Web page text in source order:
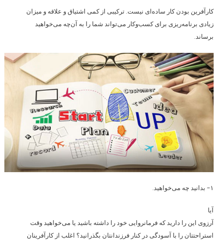
کارآفرین بودن کار ساده‌ای نیست. ترکیبی از کمی اشتیاق و علاقه و میزان
زیادی برنامه‌ریزی برای کسب‌وکار می‌تواند شما را به آن‌چه می‌خواهید
برساند.
۱- بدانید چه می‌خواهید.
آیا
آرزوی این را دارید که فرمانروایی خود را داشته باشید یا می‌خواهید وقت
استراحتتان را با آسودگی در کنار فرزندانتان بگذرانید؟ اغلب از کارآفرینان